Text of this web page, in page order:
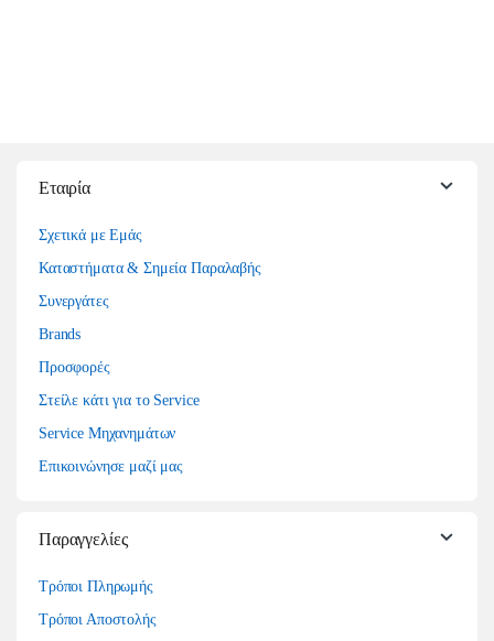
Εταιρία
Σχετικά με Εμάς
Καταστήματα & Σημεία Παραλαβής
Συνεργάτες
Brands
Προσφορές
Στείλε κάτι για το Service
Service Μηχανημάτων
Επικοινώνησε μαζί μας
Παραγγελίες
Τρόποι Πληρωμής
Τρόποι Αποστολής